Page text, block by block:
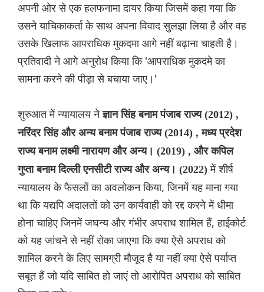
अपनी ओर से एक हलफनामा दायर किया जिसमें कहा गया कि
उसने याचिकाकर्ता के साथ अपना विवाद सुलझा लिया है और वह
उसके खिलाफ आपराधिक मुकदमा आगे नहीं बढ़ाना चाहती है।
प्रतिवादी ने आगे अनुरोध किया कि 'आपराधिक मुकदमे का
सामना करने की पीड़ा से बचाया जाए।'
शुरुआत में न्यायालय नेज्ञान सिंह बनाम पंजाब राज्य (2012) ,
नरिंदर सिंह और अन्य बनाम पंजाब राज्य (2014) , मध्य प्रदेश
राज्य बनाम लक्ष्मी नारायण और अन्य। (2019) , और कपिल
गुप्ता बनाम दिल्ली एनसीटी राज्य और अन्य। (2022)में शीर्ष
न्यायालय के फैसलों का अवलोकन किया, जिनमें यह माना गया
था कि यद्यपि अदालतों को उन कार्यवाही को रद्द करने में धीमा
होना चाहिए जिनमें जघन्य और गंभीर अपराध शामिल हैं, हाईकोर्ट
को यह जांचने से नहीं रोका जाएगा कि क्या ऐसे अपराध को
शामिल करने के लिए सामग्री मौजूद है या नहीं क्या ऐसे पर्याप्त
सबूत हैं जो यदि साबित हो जाएं तो आरोपित अपराध को साबित